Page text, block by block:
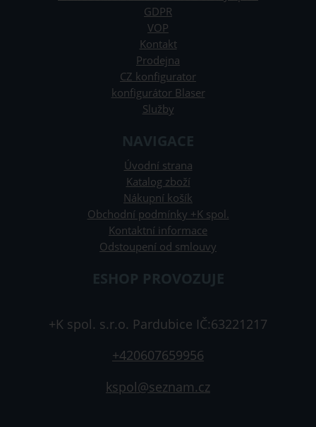
GDPR
VOP
Kontakt
Prodejna
CZ konfigurator
konfigurátor Blaser
Služby
NAVIGACE
Úvodní strana
Katalog zboží
Nákupní košík
Obchodní podmínky +K spol.
Kontaktní informace
Odstoupení od smlouvy
ESHOP PROVOZUJE
+K spol. s.r.o. Pardubice IČ:63221217
+420607659956
kspol@seznam.cz